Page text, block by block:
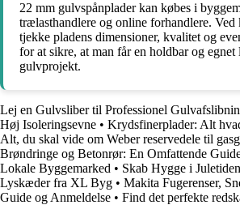
22 mm gulvspånplader kan købes i
trælasthandlere og online forhandlere.
tjekke pladens dimensioner, kvalitet og
for at sikre, at man får en holdbar og egnet
gulvprojekt.
Lej en Gulvsliber til Professionel
Høj Isoleringsevne • Krydsfinerplader: Alt
Alt, du skal vide om Weber reservedele til
Brøndringe og Betonrør: En Omfattende
Lokale Byggemarked • Skab Hygge i
Lyskæder fra XL Byg • Makita Fugerenser,
Guide og Anmeldelse • Find det perfekte